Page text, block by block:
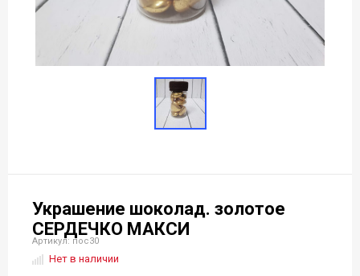
Украшение шоколад. золотое
СЕРДЕЧКО МАКСИ
Артикул: пос30
Нет в наличии